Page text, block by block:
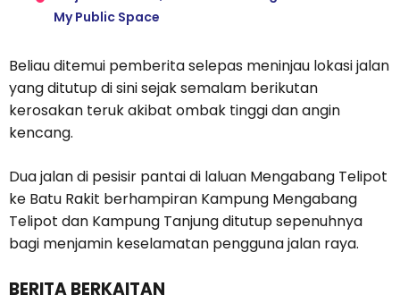
My Public Space
Beliau ditemui pemberita selepas meninjau lokasi jalan
yang ditutup di sini sejak semalam berikutan
kerosakan teruk akibat ombak tinggi dan angin
kencang.
Dua jalan di pesisir pantai di laluan Mengabang Telipot
ke Batu Rakit berhampiran Kampung Mengabang
Telipot dan Kampung Tanjung ditutup sepenuhnya
bagi menjamin keselamatan pengguna jalan raya.
BERITA BERKAITAN